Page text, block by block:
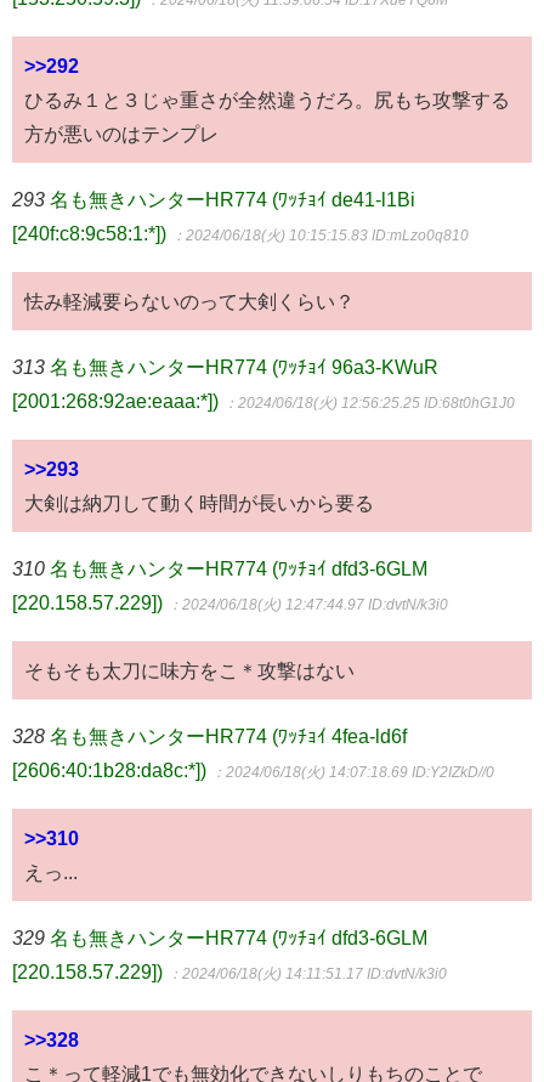
>>292
ひるみ１と３じゃ重さが全然違うだろ。尻もち攻撃する
方が悪いのはテンプレ
293 名も無きハンターHR774 (ﾜｯﾁｮｲ de41-l1Bi
[240f:c8:9c58:1:*])
：2024/06/18(火) 10:15:15.83 ID:mLzo0q810
怯み軽減要らないのって大剣くらい？
313 名も無きハンターHR774 (ﾜｯﾁｮｲ 96a3-KWuR
[2001:268:92ae:eaaa:*])
：2024/06/18(火) 12:56:25.25 ID:68t0hG1J0
>>293
大剣は納刀して動く時間が長いから要る
310 名も無きハンターHR774 (ﾜｯﾁｮｲ dfd3-6GLM
[220.158.57.229])
：2024/06/18(火) 12:47:44.97 ID:dvtN/k3i0
そもそも太刀に味方をこ＊攻撃はない
328 名も無きハンターHR774 (ﾜｯﾁｮｲ 4fea-ld6f
[2606:40:1b28:da8c:*])
：2024/06/18(火) 14:07:18.69 ID:Y2IZkD//0
>>310
えっ...
329 名も無きハンターHR774 (ﾜｯﾁｮｲ dfd3-6GLM
[220.158.57.229])
：2024/06/18(火) 14:11:51.17 ID:dvtN/k3i0
>>328
こ＊って軽減1でも無効化できないしりもちのことで